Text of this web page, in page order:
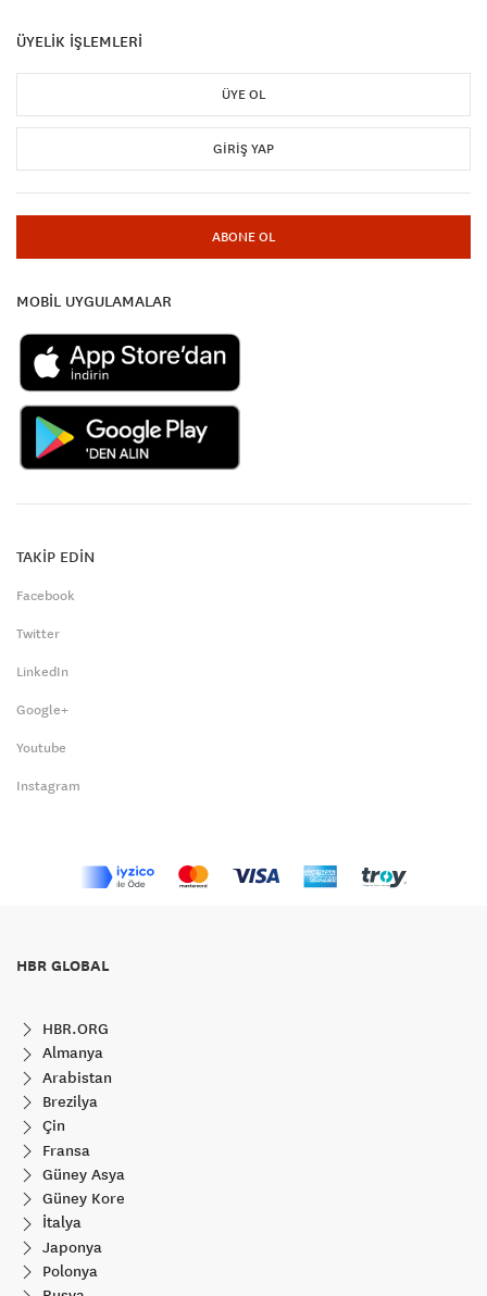
ÜYELİK İŞLEMLERİ
ÜYE OL
GIRIŞ YAP
ABONE OL
MOBİL UYGULAMALAR
TAKİP EDİN
Facebook
Twitter
LinkedIn
Google+
Youtube
Instagram
HBR GLOBAL
HBR.ORG
Almanya
Arabistan
Brezilya
Çin
Fransa
Güney Asya
Güney Kore
İtalya
Japonya
Polonya